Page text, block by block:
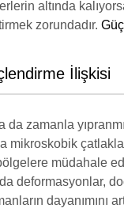
altında
zorundadır.
İlişkisi
da zamanla
müdahale
deformasyonlar,